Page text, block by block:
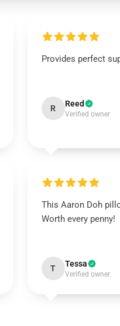
Provides perfect
R Reed
Verified owner
This Aaron Doh
Worth every penny!
T Tessa
Verified owner